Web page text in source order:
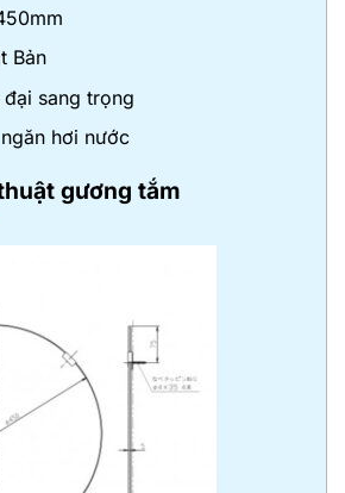
Bản
sang trọng
hơi nước
gương tắm